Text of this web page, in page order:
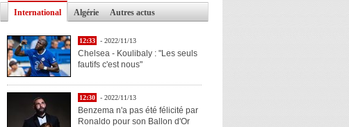
International Algérie Autres actus
12:33 - 2022/11/13
Chelsea - Koulibaly : "Les seuls
fautifs c'est nous"
12:30 - 2022/11/13
Benzema n'a pas été félicité par
Ronaldo pour son Ballon d'Or